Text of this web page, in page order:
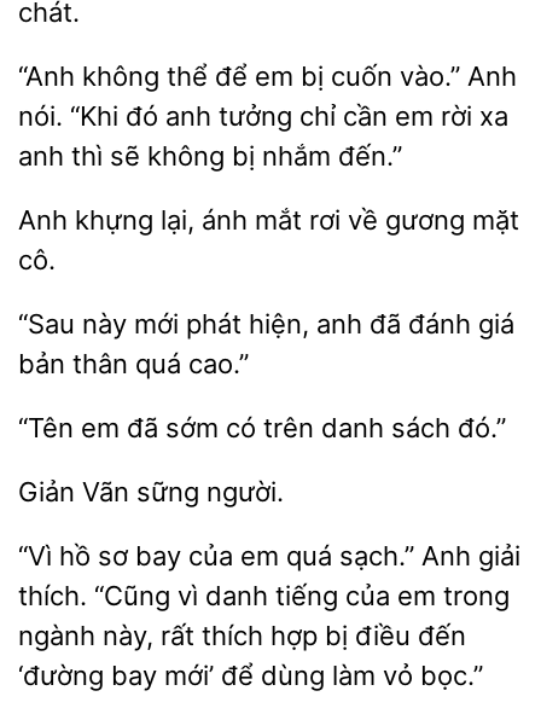
“Anh không thể để em bị cuốn vào.” Anh
nói. “Khi đó anh tưởng
cần em rời xa
anh
sẽ không nhắm đến.”
khựng lại,
rơi về gương mặt
cô.
“Sau này mới phát
đã đánh giá
bản thân quá
em sớm có trên sách đó.”
Vãn
hồ sơ bay của em quá sạch.” Anh giải
thích. “Cũng
danh tiếng của em trong
ngành này, rất thích hợp bị điều đến
‘đường bay mới’ để dùng làm vỏ